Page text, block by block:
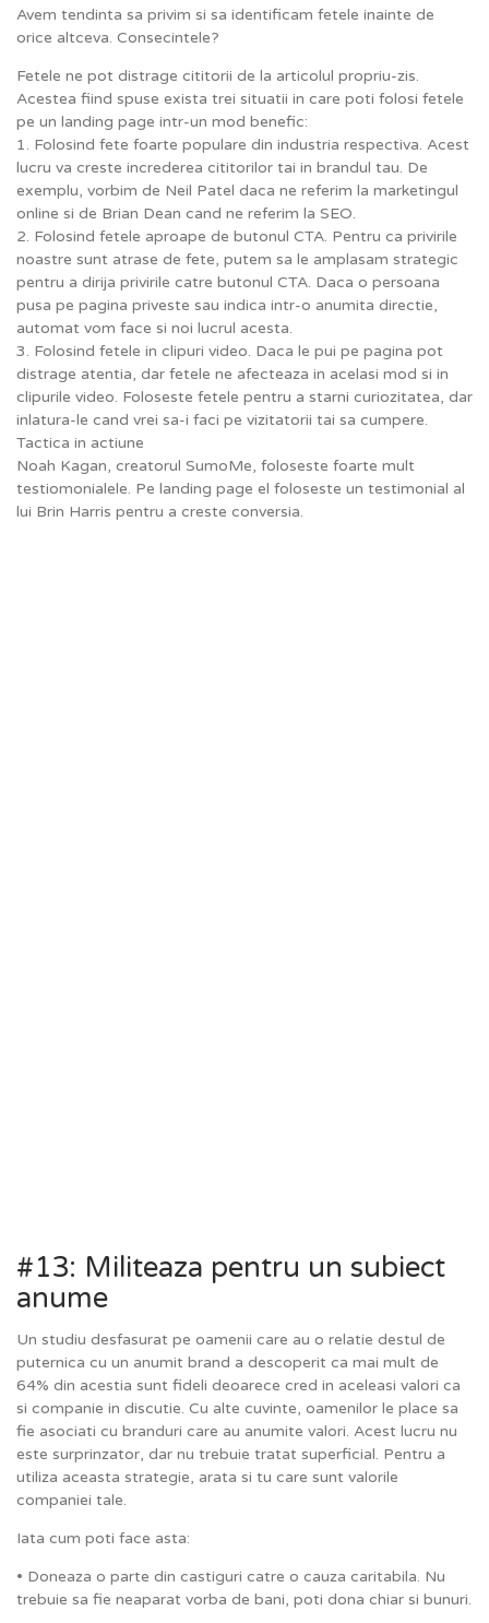
Avem tendinta sa privim si sa identificam fetele inainte de
orice altceva. Consecintele?
Fetele ne pot distrage cititorii de la articolul propriu-zis.
Acestea fiind spuse exista trei situatii in care poti folosi fetele
pe un landing page intr-un mod benefic:
1. Folosind fete foarte populare din industria respectiva. Acest
lucru va creste increderea cititorilor tai in brandul tau. De
exemplu, vorbim de Neil Patel daca ne referim la marketingul
online si de Brian Dean cand ne referim la SEO.
2. Folosind fetele aproape de butonul CTA. Pentru ca privirile
noastre sunt atrase de fete, putem sa le amplasam strategic
pentru a dirija privirile catre butonul CTA. Daca o persoana
pusa pe pagina priveste sau indica intr-o anumita directie,
automat vom face si noi lucrul acesta.
3. Folosind fetele in clipuri video. Daca le pui pe pagina pot
distrage atentia, dar fetele ne afecteaza in acelasi mod si in
clipurile video. Foloseste fetele pentru a starni curiozitatea, dar
inlatura-le cand vrei sa-i faci pe vizitatorii tai sa cumpere.
Tactica in actiune
Noah Kagan, creatorul SumoMe, foloseste foarte mult
testiomonialele. Pe landing page el foloseste un testimonial al
lui Brin Harris pentru a creste conversia.
#13: Militeaza pentru un subiect
anume
Un studiu desfasurat pe oamenii care au o relatie destul de
puternica cu un anumit brand a descoperit ca mai mult de
64% din acestia sunt fideli deoarece cred in aceleasi valori ca
si companie in discutie. Cu alte cuvinte, oamenilor le place sa
fie asociati cu branduri care au anumite valori. Acest lucru nu
este surprinzator, dar nu trebuie tratat superficial. Pentru a
utiliza aceasta strategie, arata si tu care sunt valorile
companiei tale.
Iata cum poti face asta:
• Doneaza o parte din castiguri catre o cauza caritabila. Nu
trebuie sa fie neaparat vorba de bani, poti dona chiar si bunuri.